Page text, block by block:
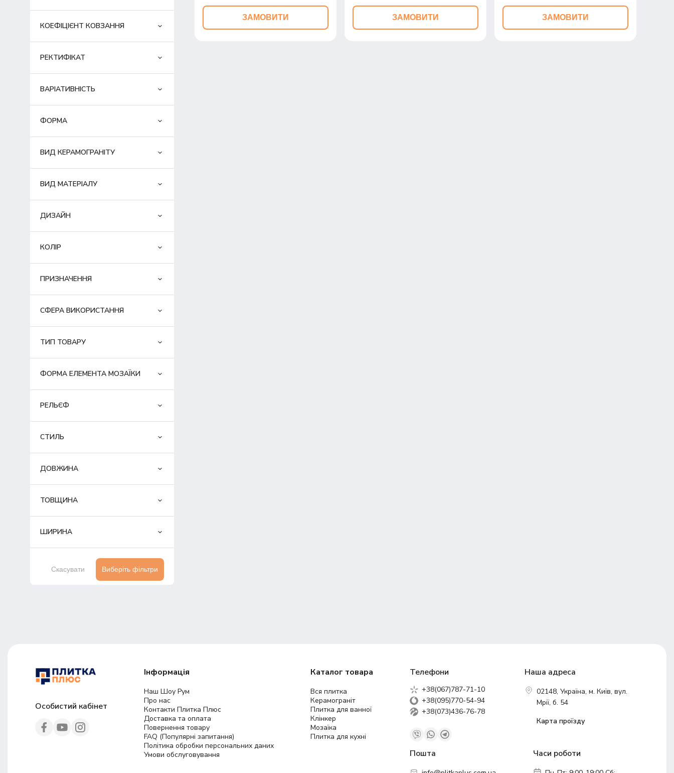
КОЕФІЦІЄНТ КОВЗАННЯ
РЕКТИФІКАТ
ВАРІАТИВНІСТЬ
ФОРМА
ВИД КЕРАМОГРАНІТУ
ВИД МАТЕРІАЛУ
ДИЗАЙН
КОЛІР
ПРИЗНАЧЕННЯ
СФЕРА ВИКОРИСТАННЯ
ТИП ТОВАРУ
ФОРМА ЕЛЕМЕНТА МОЗАЇКИ
РЕЛЬЄФ
СТИЛЬ
ДОВЖИНА
ТОВЩИНА
ШИРИНА
Скасувати Виберіть фільтри
ЗАМОВИТИ ЗАМОВИТИ ЗАМОВИТИ
Особистий кабінет
Інформація
Наш Шоу Рум
Про нас
Контакти Плитка Плюс
Доставка та оплата
Повернення товару
FAQ (Популярні запитання)
Політика обробки персональних даних
Умови обслуговування
Каталог товара
Вся плитка
Керамограніт
Плитка для ванної
Клінкер
Мозаїка
Плитка для кухні
Телефони
+38(067)787-71-10
+38(095)770-54-94
+38(073)436-76-78
Наша адреса
02148, Україна, м. Київ, вул.
Мрії, б. 54
Карта проїзду
Пошта Часи роботи